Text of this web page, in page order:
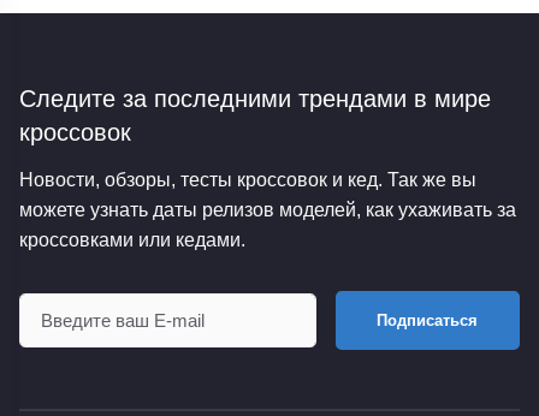
Следите за последними трендами в мире
кроссовок
Новости, обзоры, тесты кроссовок и кед. Так же вы
можете узнать даты релизов моделей, как ухаживать за
кроссовками или кедами.
Подписаться